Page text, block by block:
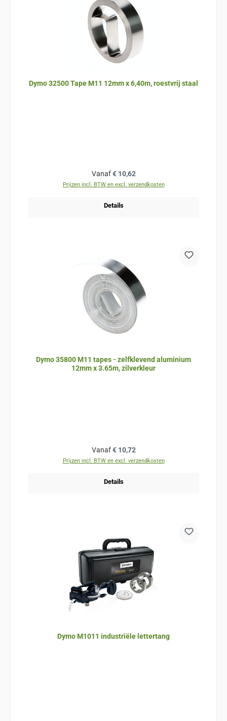
Dymo 32500 Tape M11 12mm x 6,40m, roestvrij staal
Normale prijs:
Vanaf€ 10,62
Prijzen incl. BTW en excl. verzendkosten
Details
Dymo 35800 M11 tapes - zelfklevend aluminium
12mm x 3.65m, zilverkleur
Normale prijs:
Vanaf€ 10,72
Prijzen incl. BTW en excl. verzendkosten
Details
Dymo M1011 industriële lettertang